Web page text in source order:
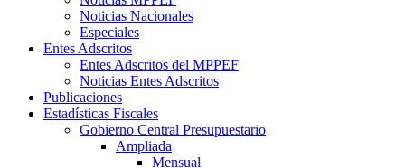
Noticias Nacionales
Especiales
Entes Adscritos
Entes Adscritos del MPPEF
Noticias Entes Adscritos
Publicaciones
Estadísticas Fiscales
Gobierno Central Presupuestario
Ampliada
Mensual